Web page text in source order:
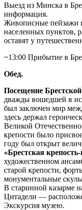
Выезд из Минска в
информация.
Живописные пейзажи
населенных пунктов,
оставят у
~13:00 Прибытие в
Обед.
Посещение
дважды вошедшей в
был заключен мир
здесь держал
Великой
крепости было
году был открыт
«Брестская крепость-
художественном
старой крепости,
монументальные
В старинной казарме
Цитадели —
Экскурсия музею.